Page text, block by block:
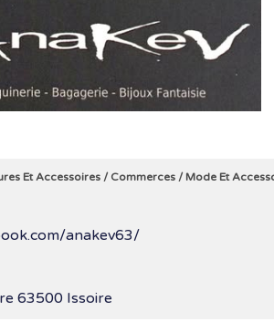
Et Accessoires/ Commerces/Mode Et
anakev63/
63500 Issoire